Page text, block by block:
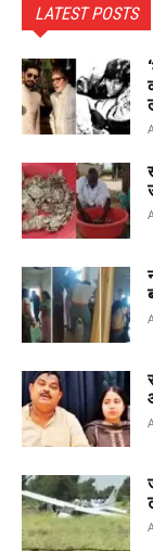
LATEST POSTS